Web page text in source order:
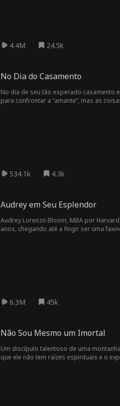
4.4M 24.5k
No Dia do Casamento
No dia de seu tão esperado casamento
para confrontar a “amante”, mas as
534.1k 4.3k
Audrey em Seu Esplendor
Audrey Lorenzo Bloom, MBA por
anos, chegando até a fingir ser uma
6.3M 45k
Não Sou Mesmo um Imortal
Um discípulo talentoso de uma
que ele não tem raízes espirituais e o